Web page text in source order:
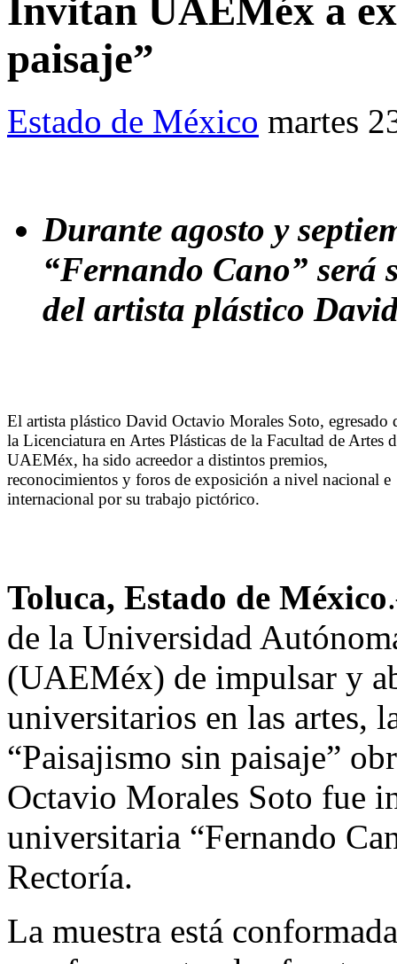
Invitan UAEMéx a
paisaje”
Estado de México martes
Durante agosto y
“Fernando Cano” será
del artista plástico
El artista plástico David Octavio Morales Soto, egresado
la Licenciatura en Artes Plásticas de la Facultad de Artes
UAEMéx, ha sido acreedor a distintos premios,
reconocimientos y foros de exposición a nivel nacional e
internacional por su trabajo pictórico.
Toluca, Estado de México
de la Universidad
(UAEMéx) de impulsar y
universitarios en las artes,
“Paisajismo sin paisaje”
Octavio Morales Soto fue
universitaria “Fernando
Rectoría.
La muestra está